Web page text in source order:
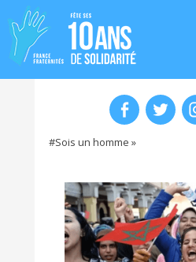
#Sois un homme »